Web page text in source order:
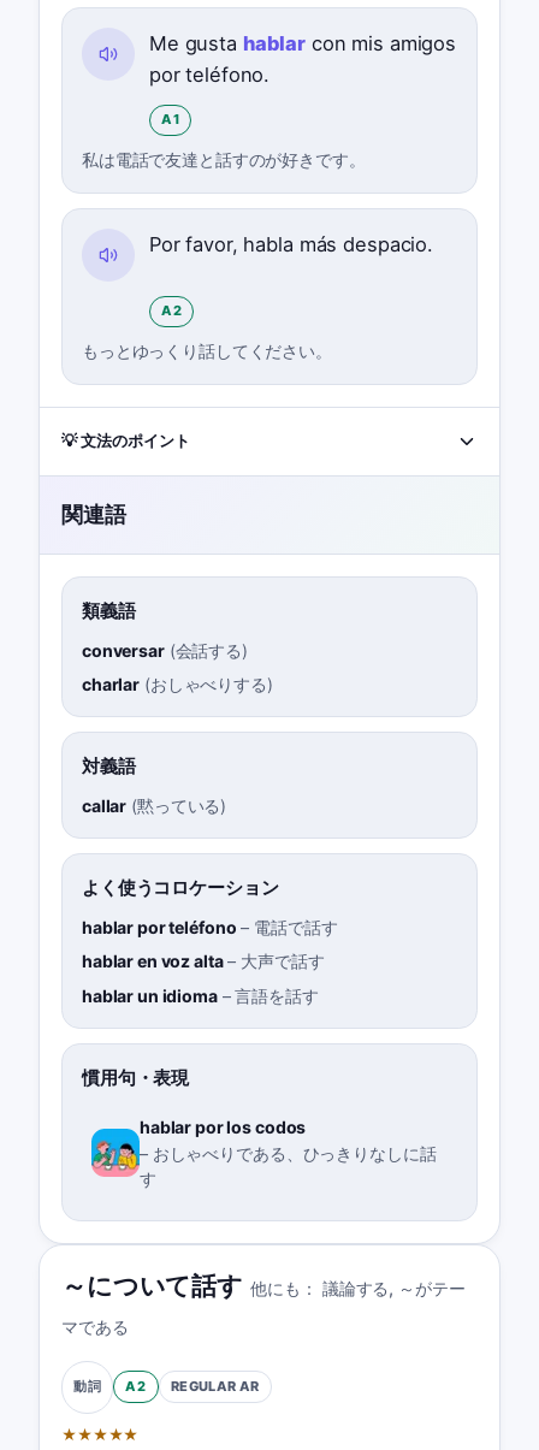
Me gusta hablar con mis amigos
por teléfono.
A1
私は電話で友達と話すのが好きです。
Por favor, habla más despacio.
A2
もっとゆっくり話してください。
💡 文法のポイント
関連語
類義語
conversar(会話する)
charlar (おしゃべりする)
対義語
callar (黙っている)
よく使うコロケーション
hablar por teléfono – 電話で話す
hablar en voz alta– 大声で話す
hablar un idioma–言語を話す
慣用句・表現
hablar por los codos
– おしゃべりである、ひっきりなしに話
す
～について話す 他にも： 議論する, ～がテー
マである
動詞 A2 REGULAR AR
★★★★★